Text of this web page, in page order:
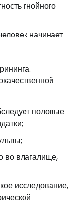
гнойного
начинает
половые
во влагалище,
исследование,